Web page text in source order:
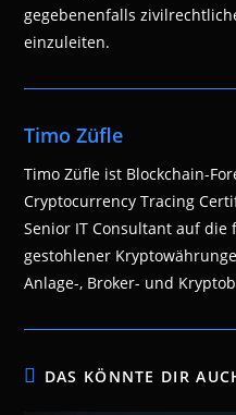
gegebenenfalls
einzuleiten.
Timo Züfle
Timo Züfle ist Blockchain-
Cryptocurrency Tracing
Senior IT Consultant auf
gestohlener
Anlage-, Broker- und
DAS KÖNNTE DIR